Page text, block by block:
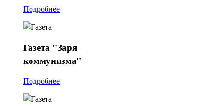
Подробнее
Газета "Заря
коммунизма"
Подробнее